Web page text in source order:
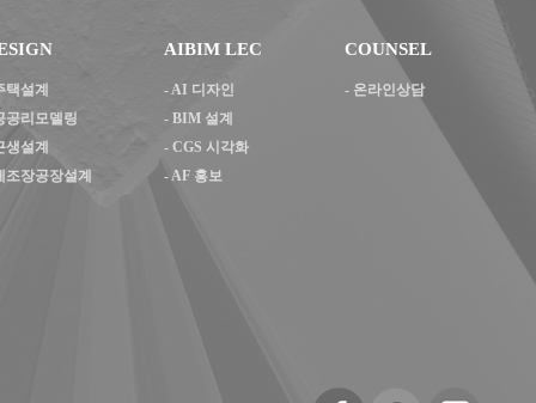
택설계
공리모델링
생설계
조장공장설계
AIBIM LEC
- AI 디자인
-BIM 설계
-CGS 시각화
- AF 홍보
COUNSEL
- 온라인상담